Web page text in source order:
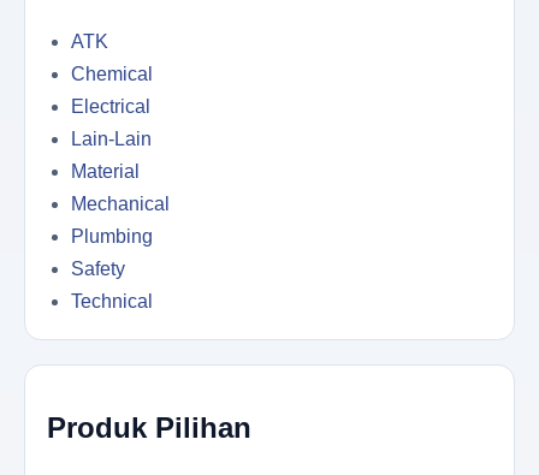
ATK
Chemical
Electrical
Lain-Lain
Material
Mechanical
Plumbing
Safety
Technical
Produk Pilihan